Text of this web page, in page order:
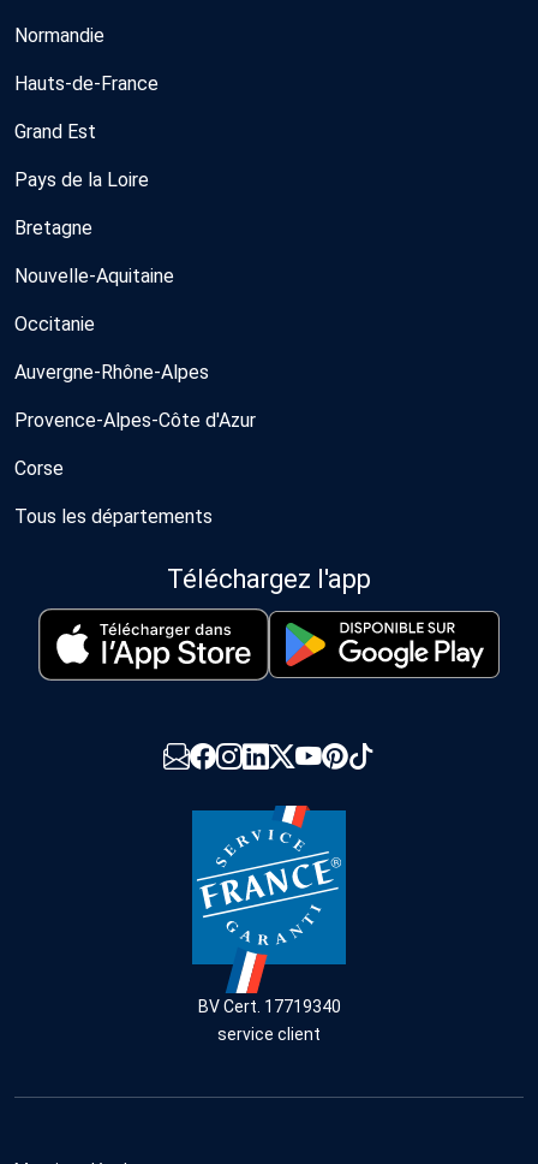
Normandie
Hauts-de-France
Grand Est
Pays de la Loire
Bretagne
Nouvelle-Aquitaine
Occitanie
Auvergne-Rhône-Alpes
Provence-Alpes-Côte d'Azur
Corse
Tous les départements
Téléchargez l'app
BV Cert. 17719340
service client